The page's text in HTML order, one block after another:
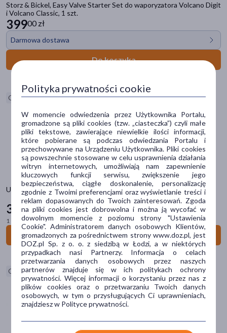
Storz & Bickel, Easy Valve Starter Set do waporyzatora Volcano Digit
i Volcano Classic, 1 szt.
39900 zł
Darmowa dostawa
Do koszyka
Ostatnie sztuki
Ustniki do waporyzatora Mighty/Crafty/Mighty+/Crafty+, 4 szt.
38 99 zł
1 szt. = 9,75 zł
Do koszyka
Ostatnie sztuki
Grzejniki
Lampy
Nawilżacze powietrza
Oczyszczacze powietrza
Osuszacze powietrza
Wagi
Wentylatory
Filtry
Dostępny(14)
Wysyłka 0 zł(5)
Ostatnie sztuki(4)
Dostawa
Wysyłka
Odbiór w aptece
Cena
zł – zł
Polityka prywatności cookie
W momencie odwiedzenia przez Użytkownika Portalu,
gromadzone są pliki cookies (tzw. „ciasteczka”) czyli małe
pliki tekstowe, zawierające niewielkie ilości informacji,
które pobierane są podczas odwiedzania Portalu i
przechowywane na Urządzeniu Użytkownika. Pliki cookies
są powszechnie stosowane w celu usprawnienia działania
witryn internetowych, umożliwiają nam zapewnienie
kluczowych funkcji serwisu, zwiększenie jego
bezpieczeństwa, ciągłe doskonalenie, personalizację
zgodnie z Twoimi preferencjami oraz wyświetlanie treści i
reklam dopasowanych do Twoich zainteresowań. Zgoda
na pliki cookies jest dobrowolna i można ją wycofać w
dowolnym momencie z poziomu strony "Ustawienia
Cookie". Administratorem danych osobowych Klientów,
gromadzonych za pośrednictwem strony www.doz.pl, jest
DOZ.pl Sp. z o. o. z siedzibą w Łodzi, a w niektórych
przypadkach nasi Partnerzy. Informacja o celach
przetwarzania danych osobowych przez naszych
partnerów znajduje się w ich politykach ochrony
prywatności. Więcej informacji o korzystaniu przez nas z
plików cookies oraz o przetwarzaniu Twoich danych
osobowych, w tym o przysługujących Ci uprawnieniach,
znajdziesz w Polityce prywatności.